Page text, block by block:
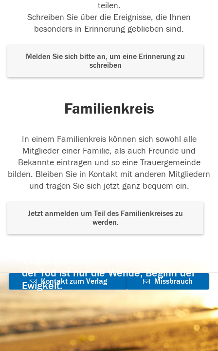
teilen.
Schreiben Sie über die Ereignisse, die Ihnen
besonders in Erinnerung geblieben sind.
Melden Sie sich bitte an, um eine Erinnerung zu
schreiben
Familienkreis
In einem Familienkreis können sich sowohl alle
Mitglieder einer Familie, als auch Freunde und
Bekannte eintragen und so eine Trauergemeinde
bilden. Bleiben Sie in Kontakt mit anderen Mitgliedern
und tragen Sie sich jetzt ganz bequem ein.
Jetzt anmelden um Teil des Familienkreises zu
werden.
der Tod ist nur die Wende, Beginn der
Ewigkeit.
Kontakt zum Verlag
aufnehmen
Missbrauch